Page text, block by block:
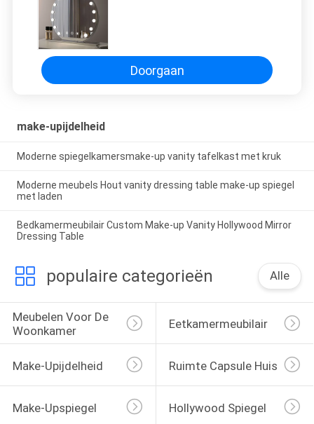
Doorgaan
make-upijdelheid
Moderne spiegelkamersmake-up vanity tafelkast met kruk
Moderne meubels Hout vanity dressing table make-up spiegel
met laden
Bedkamermeubilair Custom Make-up Vanity Hollywood Mirror
Dressing Table
populaire categorieën Alle
Meubelen Voor De
Woonkamer
Eetkamermeubilair
Make-Upijdelheid Ruimte Capsule Huis
Make-Upspiegel Hollywood Spiegel